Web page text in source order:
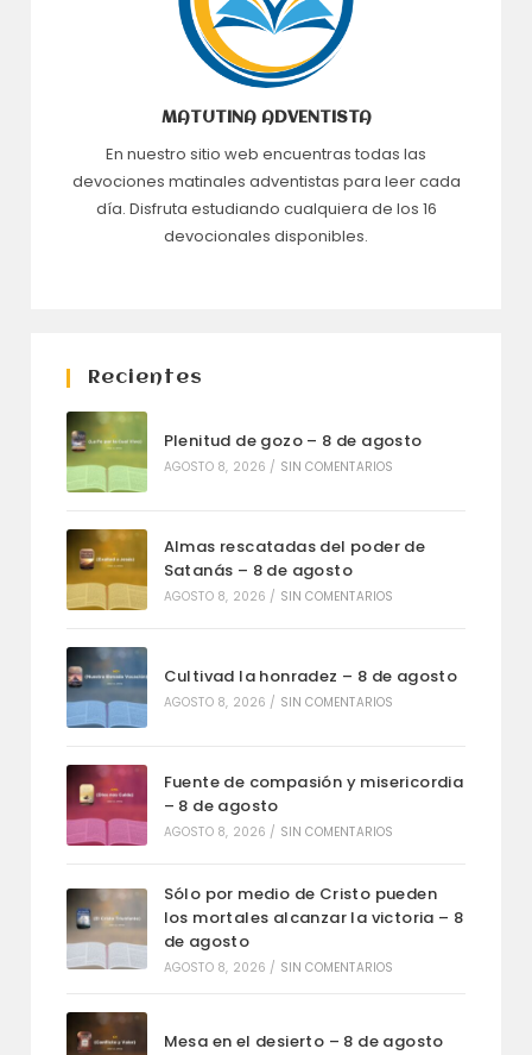
MATUTINA ADVENTISTA
En nuestro sitio web encuentras todas las
devociones matinales adventistas para leer cada
día. Disfruta estudiando cualquiera de los 16
devocionales disponibles.
Recientes
Plenitud de gozo – 8 de agosto
AGOSTO 8, 2026 / SIN COMENTARIOS
Almas rescatadas del poder de
Satanás – 8 de agosto
AGOSTO 8, 2026 / SIN COMENTARIOS
Cultivad la honradez – 8 de agosto
AGOSTO 8, 2026 / SIN COMENTARIOS
Fuente de compasión y misericordia
– 8 de agosto
AGOSTO 8, 2026 / SIN COMENTARIOS
Sólo por medio de Cristo pueden
los mortales alcanzar la victoria – 8
de agosto
AGOSTO 8, 2026 / SIN COMENTARIOS
Mesa en el desierto – 8 de agosto